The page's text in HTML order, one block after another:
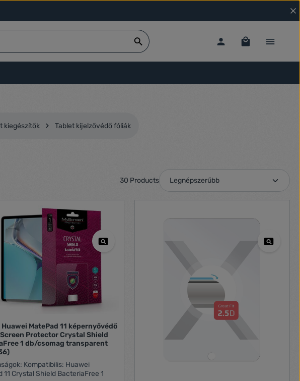
kiegészítők Tablet kijelzővédő fóliák
30 Products
MatePad 11 képernyővédő
Protector Crystal Shield
1 db/csomag transparent
Huawei
11 Crystal Shield BacteriaFree 1